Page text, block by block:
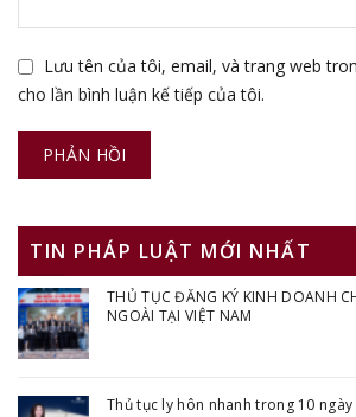
Lưu tên của tôi, email, và trang web
cho lần bình luận kế tiếp của tôi.
TIN PHÁP LUẬT MỚI NHẤT
THỦ TỤC ĐĂNG KÝ KINH DOANH
NGOÀI TẠI VIỆT NAM
Thủ tục ly hôn nhanh trong 10